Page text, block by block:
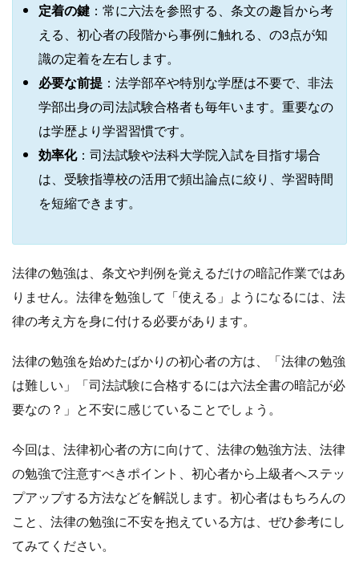
定着の鍵 ：常に六法を参照する、条文の趣旨から考
える、初心者の段階から事例に触れる、の3点が知
識の定着を左右します。
必要な前提 ：法学部卒や特別な学歴は不要で、非法
学部出身の司法試験合格者も毎年います。重要なの
は学歴より学習習慣です。
効率化：司法試験や法科大学院入試を目指す場合
は、受験指導校の活用で頻出論点に絞り、学習時間
を短縮できます。
法律の勉強は、条文や判例を覚えるだけの暗記作業ではあ
りません。法律を勉強して「使える」ようになるには、法
律の考え方を身に付ける必要があります。
法律の勉強を始めたばかりの初心者の方は、「法律の勉強
は難しい」「司法試験に合格するには六法全書の暗記が必
要なの？」と不安に感じていることでしょう。
今回は、法律初心者の方に向けて、法律の勉強方法、法律
の勉強で注意すべきポイント、初心者から上級者へステッ
プアップする方法などを解説します。初心者はもちろんの
こと、法律の勉強に不安を抱えている方は、ぜひ参考にし
てみてください。